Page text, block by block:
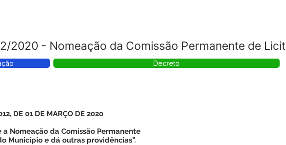
2020 - Nomeação da Comissão Permanente de
Decreto
DE 01 DE MARÇO DE 2020
a Nomeação da Comissão Permanente
Município e dá outras providências”.